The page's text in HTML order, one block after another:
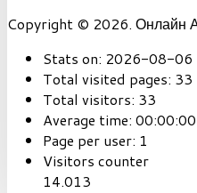
Copyright © 2026. Онлайн
Stats on: 2026-08-06
Total visited pages: 33
Total visitors: 33
Average time: 00:00:00
Page per user: 1
Visitors counter
14.013